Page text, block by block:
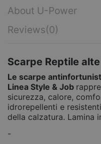
About U-Power
Reviews(0)
Scarpe Reptile
Le scarpe
Linea Style & Job
sicurezza, calore,
idrorepellenti e
della calzatura. Lamina
-